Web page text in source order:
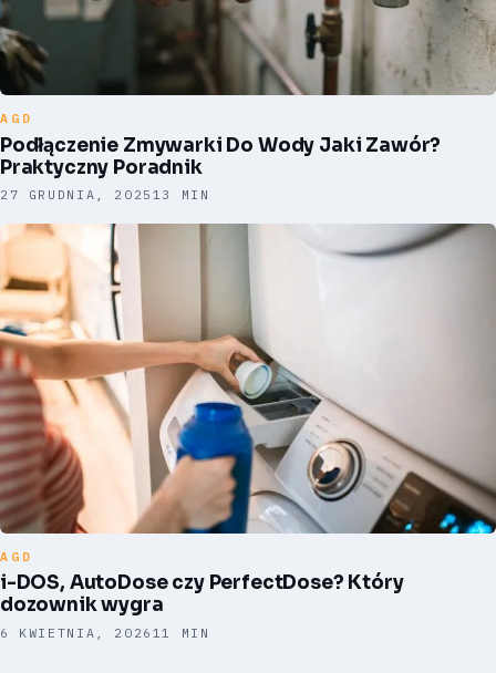
AGD
Podłączenie Zmywarki Do Wody Jaki Zawór?
Praktyczny Poradnik
27 GRUDNIA, 2025 13 MIN
AGD
i-DOS, AutoDose czy PerfectDose? Który
dozownik wygra
6 KWIETNIA, 2026 11 MIN